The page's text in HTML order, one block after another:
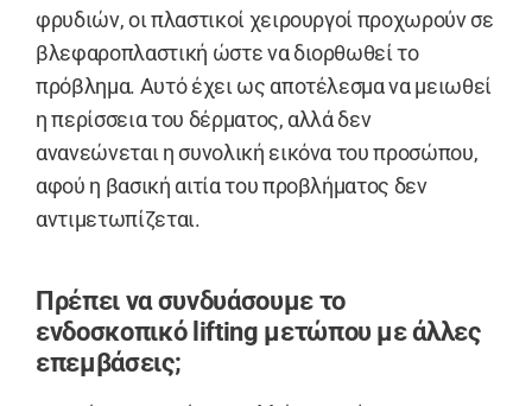
φρυδιών, οι πλαστικοί χειρουργοί προχωρούν σε
βλεφαροπλαστική ώστε να διορθωθεί το
πρόβλημα. Αυτό έχει ως αποτέλεσμα να μειωθεί
η περίσσεια του δέρματος, αλλά δεν
ανανεώνεται η συνολική εικόνα του προσώπου,
αφού η βασική αιτία του προβλήματος δεν
αντιμετωπίζεται.
Πρέπει να συνδυάσουμε το
ενδοσκοπικό lifting μετώπου με άλλες
επεμβάσεις;